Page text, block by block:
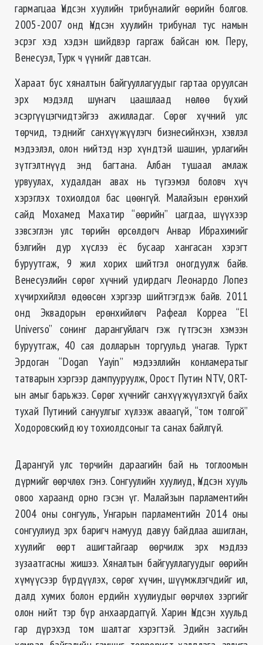
гармагцаа Үндсэн хуулийн трибуналийг өөрийн болгов.
2005-2007 онд Үндсэн хуулийн трибунал тус намын
эсрэг хэд хэдэн шийдвэр гаргаж байсан юм. Перу,
Венесуэл, Турк ч үүнийг давтсан.
Хараат бус хяналтын байгууллагуудыг гартаа оруулсан
эрх мэдэлд шунагч цаашлаад нөлөө бүхий
эсэргүүцэгчидтэйгээ ажилладаг. Сөрөг хүчний улс
төрчид, тэднийг санхүүжүүлэгч бизнесийнхэн, хэвлэл
мэдээлэл, олон нийтэд нэр хүндтэй шашин, урлагийн
зүтгэлтнүүд энд багтана. Албан тушаал амлаж
урвуулах, худалдан авах нь түгээмэл боловч хүч
хэрэглэх тохиолдол бас цөөнгүй. Малайзын ерөнхий
сайд Мохамед Махатир “өөрийн” цагдаа, шүүхээр
зэвсэглэн улс төрийн өрсөлдөгч Анвар Ибрахимийг
бэлгийн дур хүслээ ёс бусаар хангасан хэрэгт
буруутгаж, 9 жил хорих шийтгэл оногдуулж байв.
Венесуэлийн сөрөг хүчний удирдагч Леонардо Лопез
хүчирхийлэл өдөөсөн хэргээр шийтгэгдэж байв. 2011
онд Эквадорын ерөнхийлөгч Рафеал Корреа “El
Universo” сонинг дарангуйлагч гэж гүтгэсэн хэмээн
буруутгаж, 40 сая долларын торгуульд унагав. Туркт
Эрдоган “Dogan Yayin” мэдээллийн конламератыг
татварын хэргээр дампууруулж, Орост Путин NTV, ORT-
ын амыг барьжээ. Сөрөг хүчнийг санхүүжүүлэхгүй байх
тухай Путиний сануулгыг хүлээж аваагүй, “том толгой”
Ходоровскийд юу тохиолдсоныг та санах байлгүй.
Дарангуй улс төрчийн дараагийн бай нь тоглоомын
дүрмийг өөрчлөх гэнэ. Сонгуулийн хуулиуд, Үндсэн хууль
овоо хараанд орно гэсэн үг. Малайзын парламентийн
2004 оны сонгууль, Унгарын парламентийн 2014 оны
сонгуулиуд эрх баригч намууд давуу байдлаа ашиглан,
хуулийг өөрт ашигтайгаар өөрчилж эрх мэдлээ
зузаатгасны жишээ. Хяналтын байгууллагуудыг өөрийн
хүмүүсээр бүрдүүлэх, сөрөг хүчин, шүүмжлэгчдийг ил,
далд хумих болон ердийн хуулиудыг өөрчлөх зэргийг
олон нийт тэр бүр анхаардаггүй. Харин Үндсэн хуульд
гар дүрэхэд том шалтаг хэрэгтэй. Эдийн засгийн